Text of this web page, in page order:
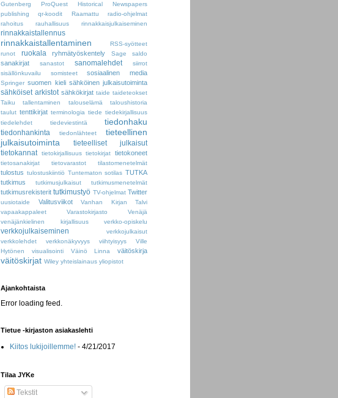
Gutenberg
ProQuest Historical Newspapers
publishing
qr-koodit Raamattu
radio-ohjelmat
rahoitus
rauhallisuus rinnakkaisjulkaiseminen
rinnakkaistallennus
rinnakkaistallentaminen
RSS-syötteet
runot
ruokala ryhmätyöskentely Sage saldo
sanakirjat sanastot sanomalehdet
siirrot
sisällönkuvailu
somisteet sosiaalinen media
Springer suomen kieli sähköinen julkaisutoiminta
sähköiset arkistot sähkökirjat taide taideteokset
Taiku
tallentaminen talouselämä
taloushistoria
taulut tenttikirjat terminologia tiede tiedekirjallisuus
tiedelehdet
tiedeviestintä tiedonhaku
tiedonhankinta tiedonlähteet
tieteellinen
julkaisutoiminta
tieteelliset julkaisut
tietokannat
tietokirjallisuus tietokirjat tietokoneet
tietosanakirjat tietovarastot tilastomenetelmät
tulostus tulostuskiintiö Tuntematon sotilas TUTKA
tutkimus
tutkimusjulkaisut tutkimusmenetelmät
tutkimusrekisterit tutkimustyö TV-ohjelmat Twitter
uusiotaide Valitusviikot
Vanhan Kirjan Talvi
vapaakappaleet
Varastokirjasto
Venäjä
venäjänkielinen kirjallisuus
verkko-opiskelu
verkkojulkaiseminen
verkkojulkaisut
verkkolehdet
verkkonäkyvyys viihtyisyys
Ville
Hytönen
visualisointi Väinö Linna väitöskirja
väitöskirjat Wiley yhteislainaus yliopistot
Ajankohtaista
Error loading feed.
Tietue -kirjaston asiakaslehti
Kiitos lukijoillemme! - 4/21/2017
Tilaa JYKe
Tekstit